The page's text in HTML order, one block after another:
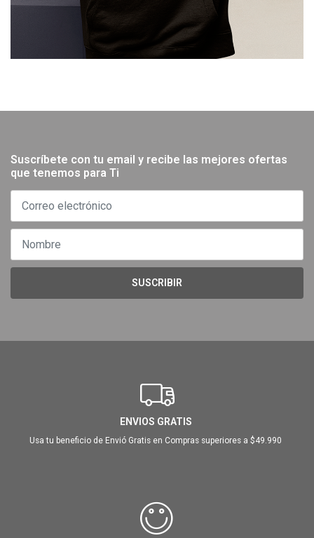
Suscríbete con tu email y recibe las mejores ofertas
que tenemos para Ti
SUSCRIBIR
ENVIOS GRATIS
Usa tu beneficio de Envió Gratis en Compras superiores a $49.990